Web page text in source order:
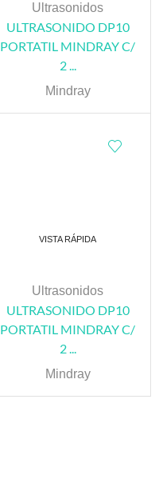
Ultrasonidos
ULTRASONIDO DP10
PORTATIL MINDRAY C/
2 ...
Mindray
VISTA RÁPIDA
Ultrasonidos
ULTRASONIDO DP10
PORTATIL MINDRAY C/
2 ...
Mindray